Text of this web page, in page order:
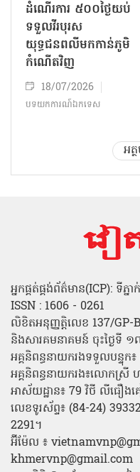
ដំណើរការ ៥០០ថ្ងៃយប់
ទទួលវីរបុរស
យុទ្ធជនពលីមកកាន់ភូមិ
កំណើតវិញ
18/07/2026
បទយកការណ៍ឯកទេស
អត្
អ្នកផ្គត់ផ្គង់ព័ត៌មាន(ICP): ទីភ្
ISSN : 1606 - 0261
លិខិតអនុញ្ញត្តិលេខ 137/
និងសារគមនាគមន៍ ចុះថ្ងៃទី ១
អគ្គនិពន្ធនាយករងទទួលបន្ទុ
អគ្គនិពន្ធនាយករង៖លោកស្រី
អាស័យដ្ឋាន៖ 79 វិថី លីធឿង
លេខទូរស័ព្ទ៖ (84-24)
2291។
អ៊ីម៉ែល ៖
khmervnp@gmail.com